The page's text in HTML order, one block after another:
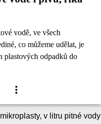
vodě, ve všech
co můžeme udělat, je
plastových odpadků do